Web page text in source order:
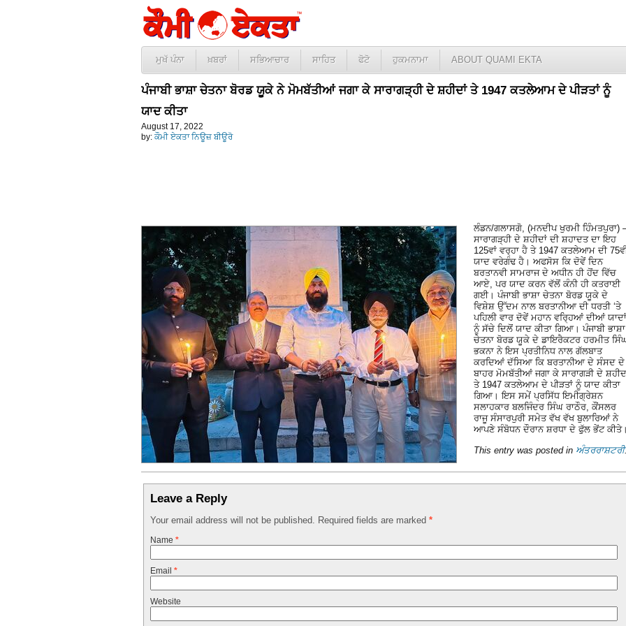
ਮੁਖੱ ਪੰਨਾ ਖ਼ਬਰਾਂ ਸਭਿਆਚਾਰ ਸਾਹਿਤ ਫੋਟੋ ਹੁਕਮਨਾਮਾ ABOUT QUAMI EKTA
ਪੰਜਾਬੀ ਭਾਸ਼ਾ ਚੇਤਨਾ ਬੋਰਡ ਯੂਕੇ ਨੇ ਮੋਮਬੱਤੀਆਂ ਜਗਾ ਕੇ ਸਾਰਾਗੜ੍ਹੀ ਦੇ ਸ਼ਹੀਦਾਂ ਤੇ 1947 ਕਤਲੇਆਮ ਦੇ ਪੀੜਤਾਂ ਨੂੰ
ਯਾਦ ਕੀਤਾ
August 17, 2022
by: ਕੌਮੀ ਏਕਤਾ ਨਿਊਜ਼ ਬੀਊਰੋ
ਲੰਡਨ/ਗਲਾਸਗੋ, (ਮਨਦੀਪ ਖੁਰਮੀ ਹਿੰਮਤਪੁਰਾ)
ਸਾਰਾਗੜ੍ਹੀ ਦੇ ਸ਼ਹੀਦਾਂ ਦੀ ਸ਼ਹਾਦਤ ਦਾ ਇਹ
125ਵਾਂ ਵਰ੍ਹਾ ਹੈ ਤੇ 1947 ਕਤਲੇਆਮ ਦੀ
ਯਾਦ ਵਰੇਗੰਢ ਹੈ। ਅਫਸੋਸ ਕਿ ਦੋਵੇਂ ਦਿਨ
ਬਰਤਾਨਵੀ ਸਾਮਰਾਜ ਦੇ ਅਧੀਨ ਹੀ ਹੋਂਦ ਵਿੱਚ
ਆਏ, ਪਰ ਯਾਦ ਕਰਨ ਵੱਲੋਂ ਕੰਨੀ ਹੀ ਕਤਰਾਈ
ਗਈ। ਪੰਜਾਬੀ ਭਾਸ਼ਾ ਚੇਤਨਾ ਬੋਰਡ ਯੂਕੇ ਦੇ
ਵਿਸ਼ੇਸ਼ ਉੱਦਮ ਨਾਲ ਬਰਤਾਨੀਆ ਦੀ ਧਰਤੀ ‘ਤੇ
ਪਹਿਲੀ ਵਾਰ ਦੋਵੇਂ ਮਹਾਨ ਵਰ੍ਹਿਆਂ ਦੀਆਂ ਯਾਦਾਂ
ਨੂੰ ਸੱਚੇ ਦਿਲੋਂ ਯਾਦ ਕੀਤਾ ਗਿਆ। ਪੰਜਾਬੀ ਭਾਸ਼ਾ
ਚੇਤਨਾ ਬੋਰਡ ਯੂਕੇ ਦੇ ਡਾਇਰੈਕਟਰ ਹਰਮੀਤ
ਭਕਨਾ ਨੇ ਇਸ ਪ੍ਰਤੀਨਿਧ ਨਾਲ ਗੱਲਬਾਤ
ਕਰਦਿਆਂ ਦੱਸਿਆ ਕਿ ਬਰਤਾਨੀਆ ਦੇ ਸੰਸਦ ਦੇ
ਬਾਹਰ ਮੋਮਬੱਤੀਆਂ ਜਗਾ ਕੇ ਸਾਰਾਗੜੀ ਦੇ
ਤੇ 1947 ਕਤਲੇਆਮ ਦੇ ਪੀੜਤਾਂ ਨੂੰ ਯਾਦ ਕੀਤਾ
ਗਿਆ। ਇਸ ਸਮੇਂ ਪ੍ਰਸਿੱਧ ਇਮੀਗ੍ਰੇਸ਼ਨ
ਸਲਾਹਕਾਰ ਬਲਜਿੰਦਰ ਸਿੰਘ ਰਾਠੌਰ, ਕੌਂਸਲਰ
ਰਾਜੂ ਸੰਸਾਰਪੁਰੀ ਸਮੇਤ ਵੱਖ ਵੱਖ ਬੁਲਾਰਿਆਂ ਨੇ
ਆਪਣੇ ਸੰਬੋਧਨ ਦੌਰਾਨ ਸ਼ਰਧਾ ਦੇ ਫੁੱਲ ਭੇਂਟ ਕੀਤੇ।
This entry was posted in ਅੰਤਰਰਾਸ਼ਟਰੀ.
Leave a Reply
Your email address will not be published. Required fields are marked *
Name *
Email *
Website